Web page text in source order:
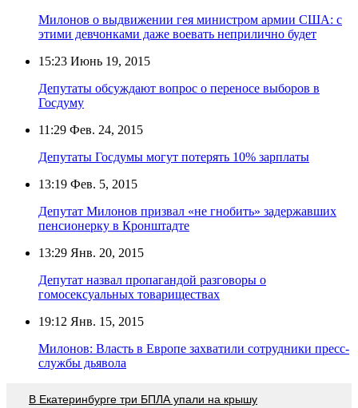
Милонов о выдвижении гея министром армии США: с
этими девчонками даже воевать неприлично будет
15:23 Июнь 19, 2015
Депутаты обсуждают вопрос о переносе выборов в
Госдуму
11:29 Фев. 24, 2015
Депутаты Госдумы могут потерять 10% зарплаты
13:19 Фев. 5, 2015
Депутат Милонов призвал «не гнобить» задержавших
пенсионерку в Кронштадте
13:29 Янв. 20, 2015
Депутат назвал пропагандой разговоры о
гомосексуальных товариществах
19:12 Янв. 15, 2015
Милонов: Власть в Европе захватили сотрудники пресс-
службы дьявола
В Екатеринбурге три БПЛА упали на крышу